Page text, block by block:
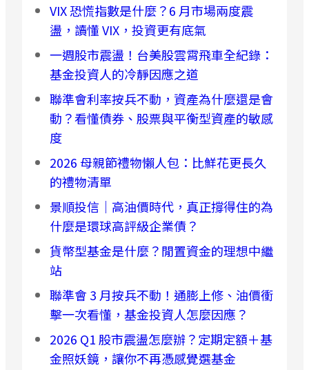
VIX 恐慌指數是什麼？6 月市場兩度震
盪，讀懂 VIX，投資更有底氣
一週股市震盪！台美股雲霄飛車全紀錄：
基金投資人的冷靜因應之道
聯準會利率按兵不動，資產為什麼還是會
動？看懂債券、股票與平衡型資產的敏感
度
2026 母親節禮物懶人包：比鮮花更長久
的禮物清單
景順投信｜高油價時代，真正撐得住的為
什麼是環球高評級企業債？
貨幣型基金是什麼？閒置資金的理想中繼
站
聯準會 3 月按兵不動！通膨上修、油價衝
擊一次看懂，基金投資人怎麼因應？
2026 Q1 股市震盪怎麼辦？定期定額＋基
金照妖鏡，讓你不再憑感覺選基金